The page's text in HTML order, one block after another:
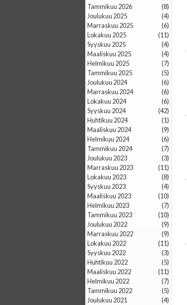
tammikuu 2026
(8)
joulukuu 2025
(4)
marraskuu 2025
(6)
lokakuu 2025
(11)
syyskuu 2025
(4)
maaliskuu 2025
(4)
helmikuu 2025
(7)
tammikuu 2025
(5)
joulukuu 2024
(6)
marraskuu 2024
(6)
lokakuu 2024
(6)
syyskuu 2024
(42)
huhtikuu 2024
(1)
maaliskuu 2024
(9)
helmikuu 2024
(6)
tammikuu 2024
(7)
joulukuu 2023
(3)
marraskuu 2023
(11)
lokakuu 2023
(8)
syyskuu 2023
(4)
maaliskuu 2023
(10)
helmikuu 2023
(7)
tammikuu 2023
(10)
joulukuu 2022
(9)
marraskuu 2022
(9)
lokakuu 2022
(11)
syyskuu 2022
(3)
huhtikuu 2022
(5)
maaliskuu 2022
(11)
helmikuu 2022
(7)
tammikuu 2022
(5)
joulukuu 2021
(4)